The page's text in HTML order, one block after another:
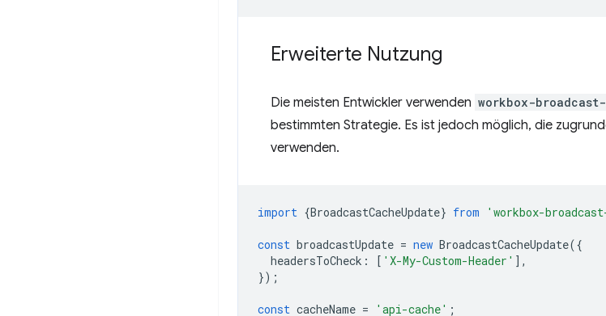
Erweiterte Nutzung
Die meisten Entwickler verwenden workbox-
bestimmten Strategie. Es ist jedoch möglich, die
verwenden.
import {BroadcastCacheUpdate} from 'workbox-
const broadcastUpdate = new BroadcastCacheUpdate({
headersToCheck : [ 'X-My-Custom-Header' ],
});
const cacheName = 'api-cache' ;